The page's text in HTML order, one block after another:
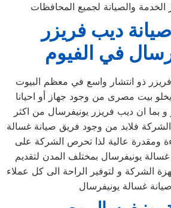
الخدمة والصيانة لجميع المحافظات
ديب فريزر
في الفيوم
ذو انتشار واسع في معظم البيوت
يخلو بيت مصرى من وجود جهاز أو احيانا
بما ان ديب فريزر يونيفرسال من اكثر
الشركة فلابد من وجود فريق صيانة غسالة
ومقدرة عالية لذا تحرص الشركة على
يونيفرسال بمختلف المدن لتقديم
الشركة و لتوفير الراحة الى كل عملاء